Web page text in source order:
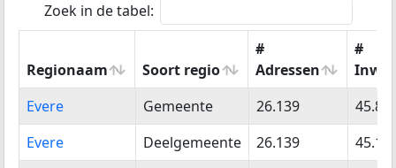
Zoek in de tabel:
Regionaam Soort regio
#
Adressen
#
Regionaam
Soort regio
#
Adressen
#
Evere Gemeente 26.139
Evere
Deelgemeente 26.139